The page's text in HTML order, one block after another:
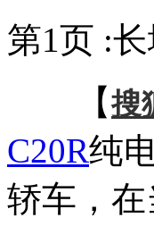
第1页 :
【搜
C20R纯
轿车，